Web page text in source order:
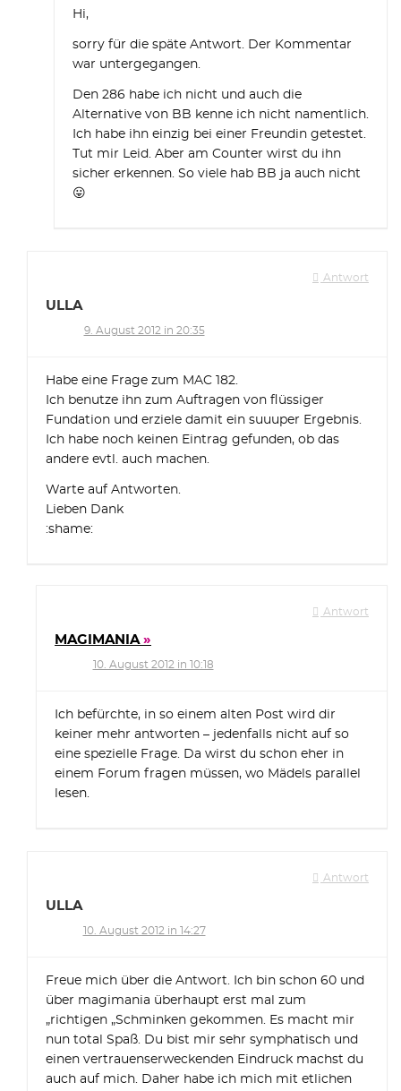
Hi,
sorry für die späte Antwort. Der Kommentar
war untergegangen.
Den 286 habe ich nicht und auch die
Alternative von BB kenne ich nicht namentlich.
Ich habe ihn einzig bei einer Freundin getestet.
Tut mir Leid. Aber am Counter wirst du ihn
sicher erkennen. So viele hab BB ja auch nicht
😛
Antwort
ULLA
9. August 2012 in 20:35
Habe eine Frage zum MAC 182.
Ich benutze ihn zum Auftragen von flüssiger
Fundation und erziele damit ein suuuper Ergebnis.
Ich habe noch keinen Eintrag gefunden, ob das
andere evtl. auch machen.
Warte auf Antworten.
Lieben Dank
:shame:
Antwort
MAGIMANIA
10. August 2012 in 10:18
Ich befürchte, in so einem alten Post wird dir
keiner mehr antworten – jedenfalls nicht auf so
eine spezielle Frage. Da wirst du schon eher in
einem Forum fragen müssen, wo Mädels parallel
lesen.
Antwort
ULLA
10. August 2012 in 14:27
Freue mich über die Antwort. Ich bin schon 60 und
über magimania überhaupt erst mal zum
„richtigen „Schminken gekommen. Es macht mir
nun total Spaß. Du bist mir sehr symphatisch und
einen vertrauenserweckenden Eindruck machst du
auch auf mich. Daher habe ich mich mit etlichen